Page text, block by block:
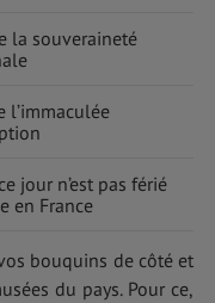
la souveraineté
l’immaculée
jour n’est pas férié
en France
bouquins de côté et
du pays. Pour ce,